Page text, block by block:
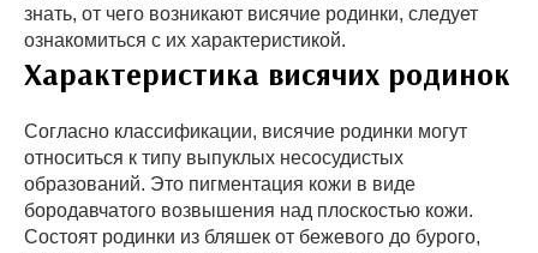
знать, от чего возникают висячие родинки, следует
ознакомиться с их характеристикой.
Характеристика висячих родинок
Согласно классификации, висячие родинки могут
относиться к типу выпуклых несосудистых
образований. Это пигментация кожи в виде
бородавчатого возвышения над плоскостью кожи.
Состоят родинки из бляшек от бежевого до бурого,